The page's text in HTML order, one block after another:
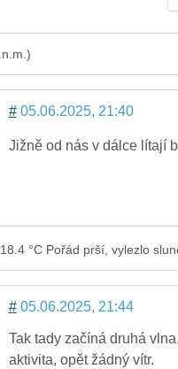
#05.06.2025, 21:40
Jižně od nás v dálce lítají
°C Pořád prší, vylezlo
#05.06.2025, 21:44
Tak tady začíná druhá
aktivita, opět žádný vítr.